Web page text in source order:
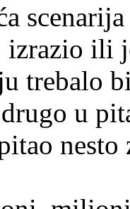
izrazio ili
trebalo
u